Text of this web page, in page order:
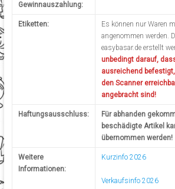
Gewinnauszahlung:
Etiketten:
Es können nur Waren
angenommen werden.
easybasar.de erstellt
unbedingt darauf,
ausreichend
den Scanner
angebracht sind!
Haftungsausschluss:
Für abhanden
beschädigte Artikel
übernommen werden!
Weitere
Informationen:
Kurzinfo 2026
Verkaufsinfo 2026